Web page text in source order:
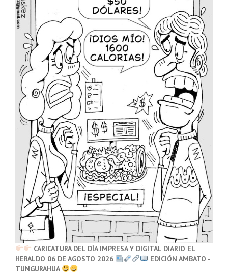
CARICATURA DEL DÍA IMPRESA Y DIGITAL DIARIO EL
HERALDO 06 DE AGOSTO 2026
EDICIÓN AMBATO -
TUNGURAHUA